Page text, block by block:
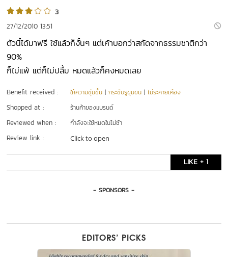
3
27/12/2010 13:51
ตัวนี้ได้มาฟรี ใช้แล้วก็งั้นๆ แต่เค้าบอกว่าสกัดจากธรรมชาติกว่า
90%
ก็ไม่แพ้ แต่ก็ไม่ปลื้ม หมดแล้วก็คงหมดเลย
Benefit received : ให้ความชุ่มชื้น |กระชับรูขุมขน |ไม่ระคายเคือง
Shopped at : ร้านค้าของแบรนด์
Reviewed when : กำลังจะใช้หมดในไม่ช้า
Review link : Click to open
LIKE + 1
- SPONSORS -
EDITORS’ PICKS